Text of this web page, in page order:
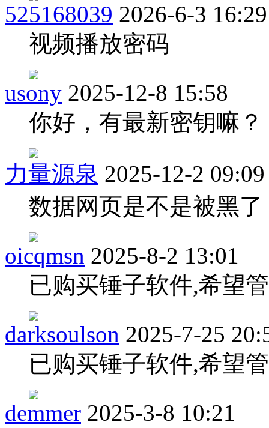
525168039 2026-6-3 16:29
视频播放密码
usony 2025-12-8 15:58
你好，有最新密钥嘛？
力量源泉 2025-12-2 09:09
数据网页是不是被黑
oicqmsn 2025-8-2 13:01
已购买锤子软件,希望
darksoulson 2025-7-25
已购买锤子软件,希望
demmer 2025-3-8 10:21